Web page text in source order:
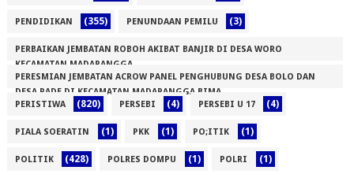
PENDIDIKAN (355) PENUNDAAN PEMILU (3)
PERBAIKAN JEMBATAN ROBOH AKIBAT BANJIR DI DESA WORO
KECAMATAN MADAPANGGA
(1)PERESMIAN JEMBATAN ACROW PANEL PENGHUBUNG DESA BOLO DAN
DESA RADE DI KECAMATAN MADAPANGGA BIMA
(1)PERISTIWA (820) PERSEBI (4) PERSEBI U 17 (4)
PIALA SOERATIN (1) PKK (1) PO;ITIK (1)
POLITIK (428) POLRES DOMPU (1) POLRI (1)